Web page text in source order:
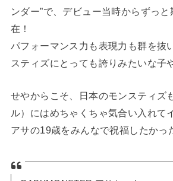
ンダー”で、デビュー当時からずっ
在！
パフォーマンス力も表現力も群を抜
スティズにとっても誇りみたいな子
せやからこそ、日本のモンスティズ
ル）にはめちゃくちゃ気合い入れて
アサの19歳をみんなで祝福したかっ